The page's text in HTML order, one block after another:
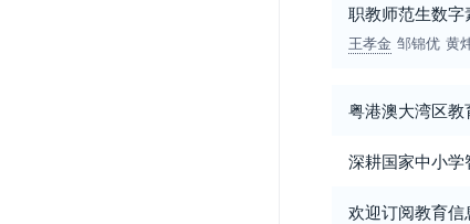
职教师范生数
王孝金 邹锦优 黄
粤港澳大湾区
深耕国家中小
欢迎订阅教育信